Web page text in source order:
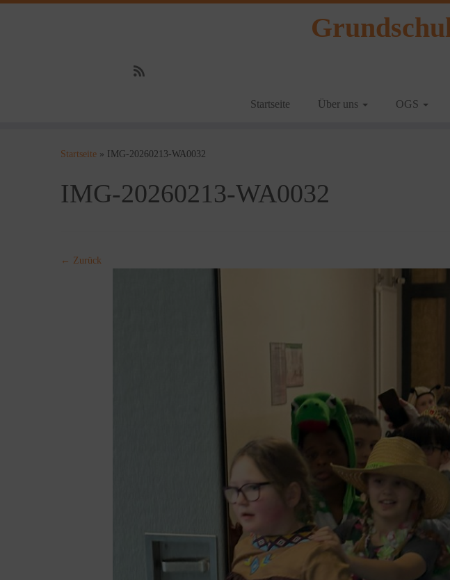
Startseite Über uns OGS
Startseite » IMG-20260213-WA0032
IMG-20260213-WA0032
← Zurück